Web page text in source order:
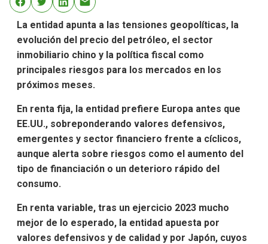
La entidad apunta a las tensiones geopolíticas, la
evolución del precio del petróleo, el sector
inmobiliario chino y la política fiscal como
principales riesgos para los mercados en los
próximos meses.
En renta fija, la entidad prefiere Europa antes que
EE.UU., sobreponderando valores defensivos,
emergentes y sector financiero frente a cíclicos,
aunque alerta sobre riesgos como el aumento del
tipo de financiación o un deterioro rápido del
consumo.
En renta variable, tras un ejercicio 2023 mucho
mejor de lo esperado, la entidad apuesta por
valores defensivos y de calidad y por Japón, cuyos